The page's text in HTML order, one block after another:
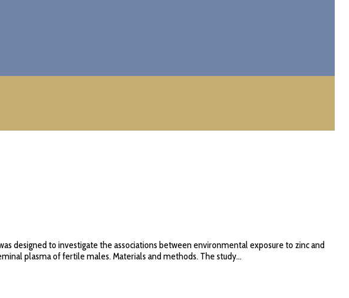
designed to investigate the associations between environmental exposure to zinc and
plasma of fertile males. Materials and methods. The study...